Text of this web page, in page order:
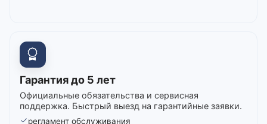
Гарантия до 5 лет
Официальные обязательства и сервисная
поддержка. Быстрый выезд на гарантийные заявки.
регламент обслуживания